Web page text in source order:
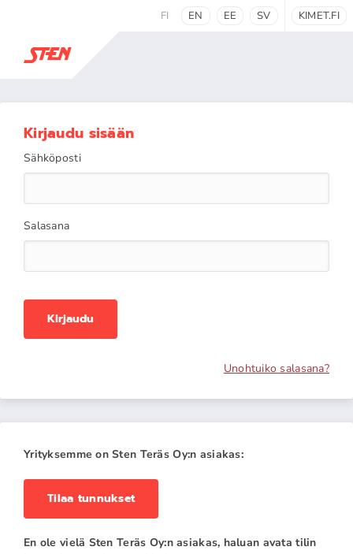
FI EN EE SV KIMET.FI
Kirjaudu sisään
Sähköposti
Salasana
Kirjaudu
Unohtuiko salasana?
Yrityksemme on Sten Teräs Oy:n asiakas:
Tilaa tunnukset
En ole vielä Sten Teräs Oy:n asiakas, haluan avata tilin